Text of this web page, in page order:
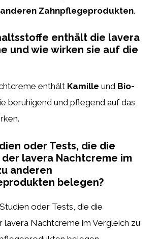
Zahnpflegeprodukten.
enthält die lavera
und wie wirken sie auf die
enthält Kamille und Bio-
beruhigend und pflegend auf das
oder Tests, die die
lavera Nachtcreme im
anderen
belegen?
Studien oder Tests, die die
lavera Nachtcreme im Vergleich zu